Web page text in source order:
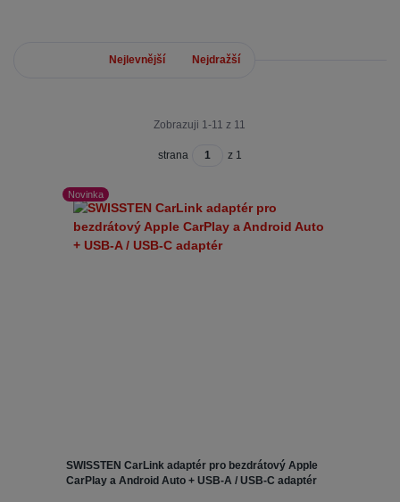
Nejlevnější Nejdražší
Zobrazuji 1-11 z 11
strana z 1
Novinka
SWISSTEN CarLink adaptér pro bezdrátový Apple
CarPlay a Android Auto + USB-A / USB-C adaptér